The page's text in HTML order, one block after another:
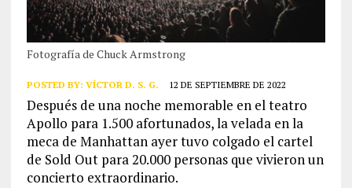
Fotografía de Chuck Armstrong
POSTED BY: VÍCTOR D. S. G. 12 DE SEPTIEMBRE DE 2022
Después de una noche memorable en el teatro
Apollo para 1.500 afortunados, la velada en la
meca de Manhattan ayer tuvo colgado el cartel
de Sold Out para 20.000 personas que vivieron un
concierto extraordinario.